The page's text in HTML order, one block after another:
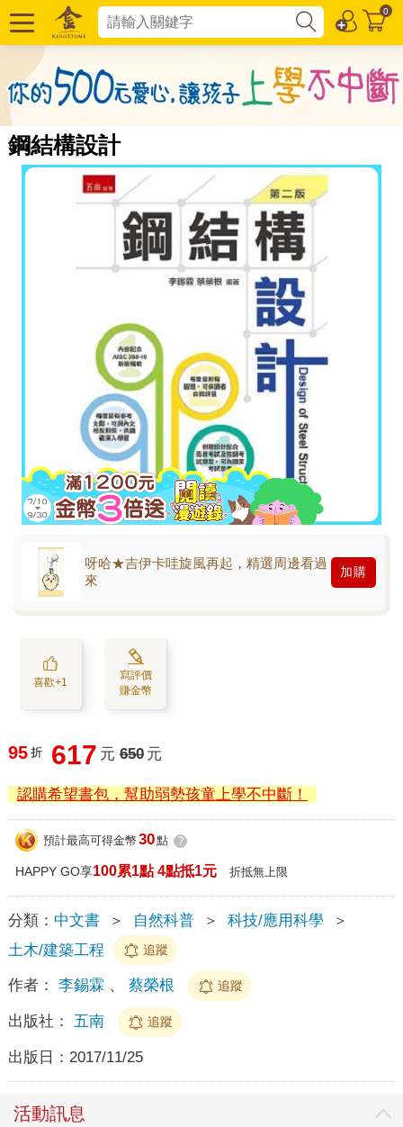
0
鋼結構設計
呀哈★吉伊卡哇旋風再起，精選周邊看過
來
加購
喜歡+1
寫評價
賺金幣
95 折 617 元 650 元
認購希望書包，幫助弱勢孩童上學不中斷！
預計最高可得金幣 30點 ?
HAPPY GO享100累1點 4點抵1元 折抵無上限
分類： 中文書 ＞ 自然科普 ＞ 科技/應用科學
＞
土木/建築工程
追蹤
作者： 李錫霖 、 蔡榮根 追蹤
出版社： 五南 追蹤
出版日： 2017/11/25
活動訊息